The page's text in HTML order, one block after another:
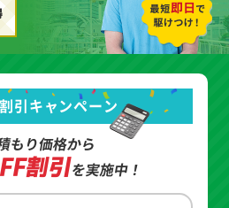
引キャンペーン
もり価格から
割引を実施中！